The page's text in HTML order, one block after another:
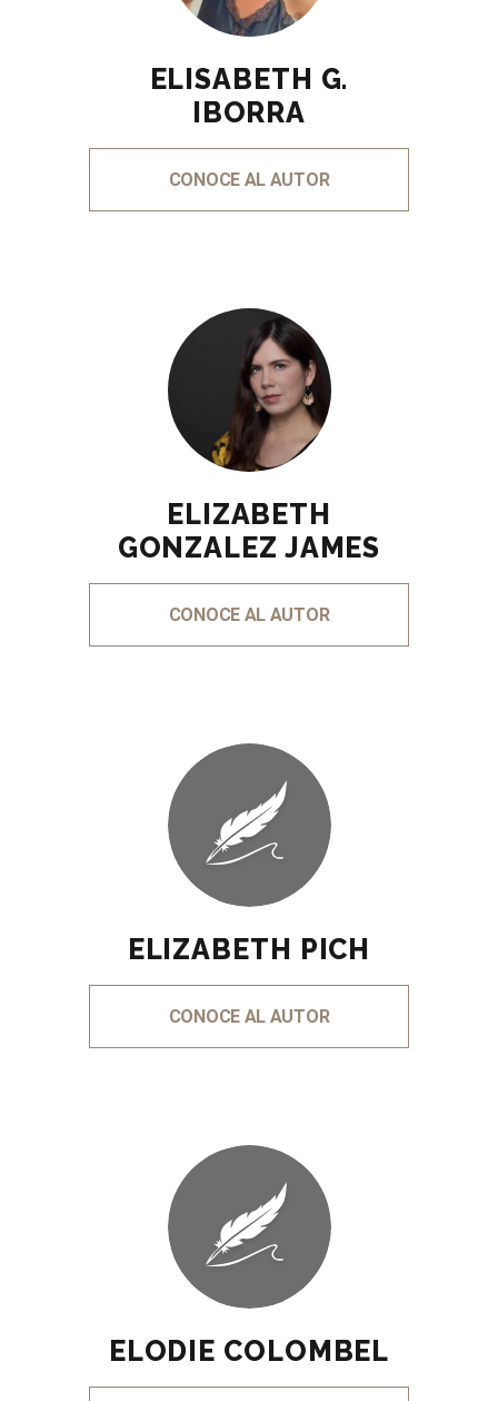
ELISABETH G.
IBORRA
CONOCE AL AUTOR
ELIZABETH
GONZALEZ JAMES
CONOCE AL AUTOR
ELIZABETH PICH
CONOCE AL AUTOR
ELODIE COLOMBEL